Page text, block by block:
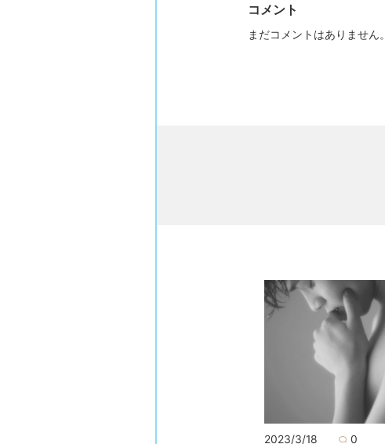
コメント
まだコメントはありません。
2023/3/18 0